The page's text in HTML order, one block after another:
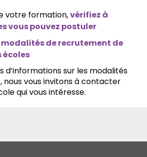
votre formation,vérifiez à
vous pouvez postuler
modalités de recrutement de
écoles
d’informations sur les modalités
vous invitons à contacter
qui vous intéresse.